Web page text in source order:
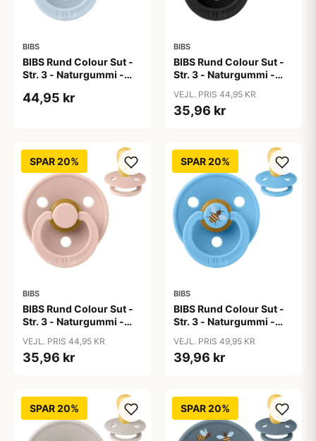
BIBS
BIBS Rund Colour Sut -
Str. 3 - Naturgummi -
44,95 kr
BIBS
BIBS Rund Colour Sut -
Str. 3 - Naturgummi -
VEJL. PRIS 44,95 KR
35,96 kr
SPAR 20%
BIBS
BIBS Rund Colour Sut -
Str. 3 - Naturgummi -
VEJL. PRIS 44,95 KR
35,96 kr
SPAR 20%
BIBS
BIBS Rund Colour Sut -
Str. 3 - Naturgummi -
Breeze
VEJL. PRIS 49,95 KR
39,96 kr
SPAR 20% SPAR 20%